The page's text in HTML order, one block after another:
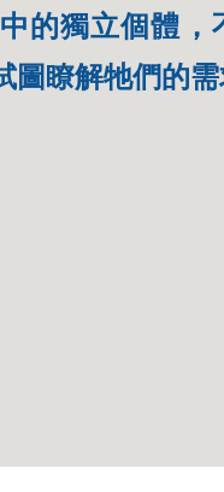
的獨立個體，
瞭解牠們的需